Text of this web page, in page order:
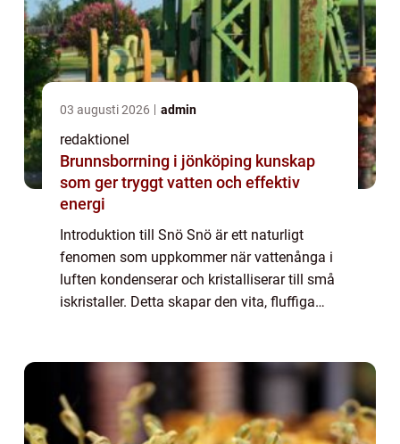
03 augusti 2026 admin
redaktionel
Brunnsborrning i jönköping kunskap
som ger tryggt vatten och effektiv
energi
Introduktion till Snö Snö är ett naturligt
fenomen som uppkommer när vattenånga i
luften kondenserar och kristalliserar till små
iskristaller. Detta skapar den vita, fluffiga